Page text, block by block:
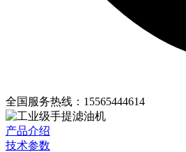
全国服务热线： 15565444614
产品介绍
技术参数